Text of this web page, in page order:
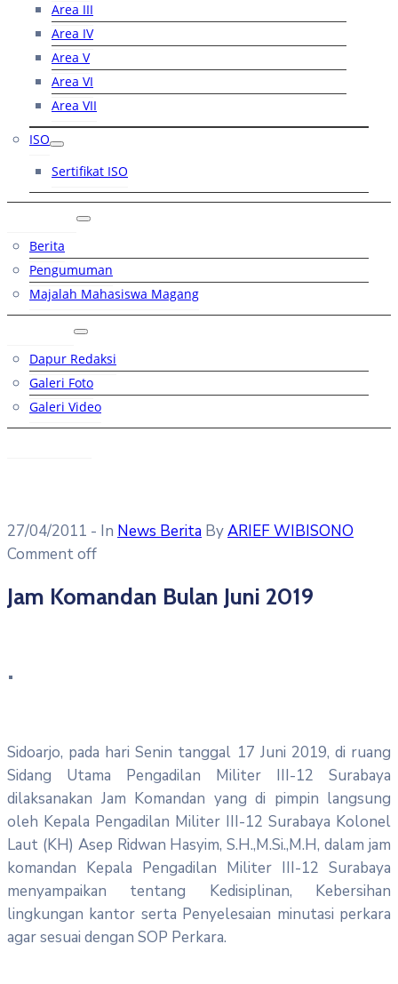
Area III
Area IV
Area V
Area VI
Area VII
ISO
Sertifikat ISO
Berita
Pengumuman
Majalah Mahasiswa Magang
Dapur Redaksi
Galeri Foto
Galeri Video
27/04/2011 - In News Berita ByARIEF WIBISONO
Comment off
Jam Komandan Bulan Juni 2019
Sidoarjo, pada hari Senin tanggal 17 Juni 2019, di ruang
Sidang Utama Pengadilan Militer III-12 Surabaya
dilaksanakan Jam Komandan yang di pimpin langsung
oleh Kepala Pengadilan Militer III-12 Surabaya Kolonel
Laut (KH) Asep Ridwan Hasyim, S.H.,M.Si.,M.H, dalam jam
komandan Kepala Pengadilan Militer III-12 Surabaya
menyampaikan tentang Kedisiplinan, Kebersihan
lingkungan kantor serta Penyelesaian minutasi perkara
agar sesuai dengan SOP Perkara.